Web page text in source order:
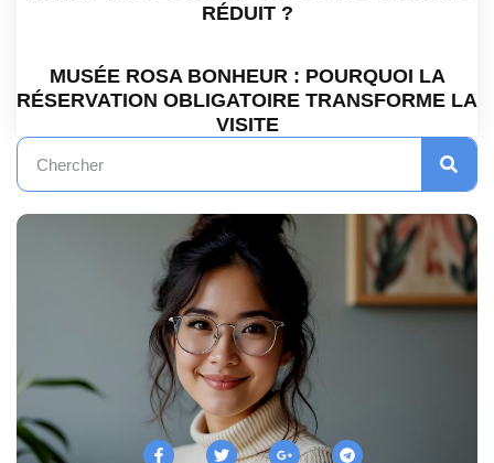
RÉDUIT ?
MUSÉE ROSA BONHEUR : POURQUOI LA
RÉSERVATION OBLIGATOIRE TRANSFORME LA
VISITE